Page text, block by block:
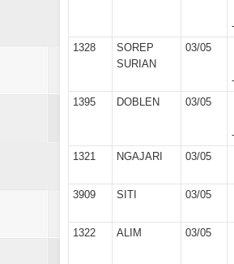
-
1328
SOREP
SURIAN
03/05
-
1395
DOBLEN 03/05
-
1321
NGAJARI 03/05
3909
SITI 03/05
1322
ALIM 03/05